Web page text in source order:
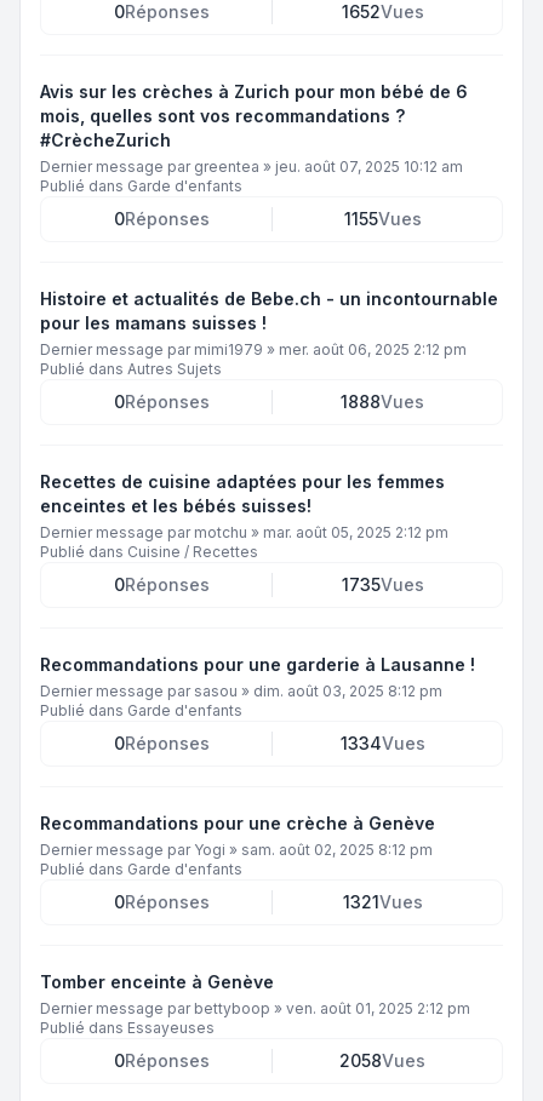
0Réponses 1652Vues
Avis sur les crèches à Zurich pour mon bébé de 6
mois, quelles sont vos recommandations ?
#CrècheZurich
Dernier message par greentea » jeu. août 07, 2025 10:12 am
Publié dans Garde d'enfants
0Réponses 1155Vues
Histoire et actualités de Bebe.ch - un incontournable
pour les mamans suisses !
Dernier message par mimi1979 » mer. août 06, 2025 2:12 pm
Publié dans Autres Sujets
0Réponses 1888Vues
Recettes de cuisine adaptées pour les femmes
enceintes et les bébés suisses!
Dernier message par motchu » mar. août 05, 2025 2:12 pm
Publié dans Cuisine / Recettes
0Réponses 1735Vues
Recommandations pour une garderie à Lausanne !
Dernier message par sasou » dim. août 03, 2025 8:12 pm
Publié dans Garde d'enfants
0Réponses 1334Vues
Recommandations pour une crèche à Genève
Dernier message par Yogi » sam. août 02, 2025 8:12 pm
Publié dans Garde d'enfants
0Réponses 1321Vues
Tomber enceinte à Genève
Dernier message par bettyboop » ven. août 01, 2025 2:12 pm
Publié dans Essayeuses
0Réponses 2058Vues